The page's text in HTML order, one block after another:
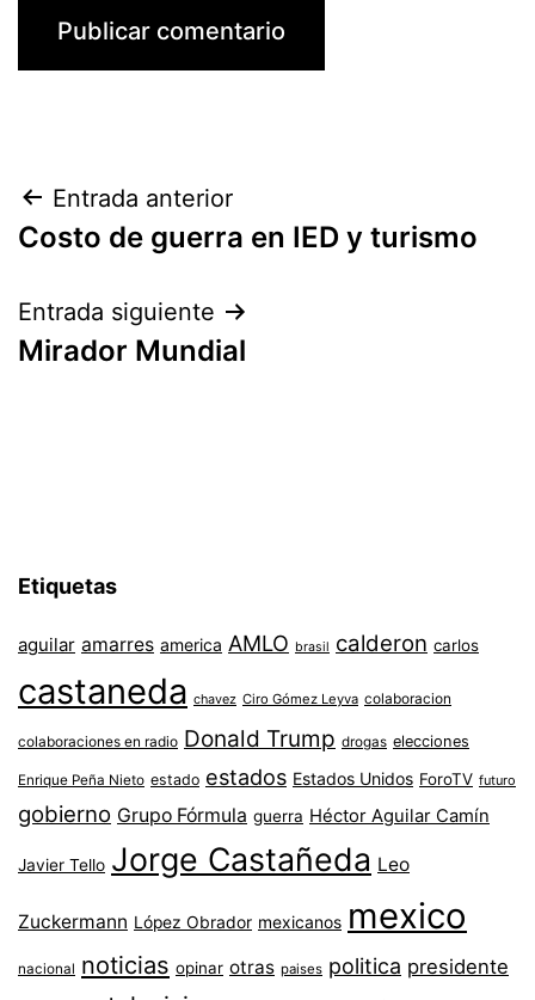
Navegación
de
entradas
Entrada anterior
Costo de guerra en IED y turismo
Entrada siguiente
Mirador Mundial
Etiquetas
aguilar amarres america AMLO brasil calderon carlos
castaneda chavez Ciro Gómez Leyva colaboracion
colaboraciones en radio Donald Trump drogas elecciones
Enrique Peña Nieto estado estados Estados Unidos ForoTV futuro
gobierno Grupo Fórmula guerra Héctor Aguilar Camín
Javier Tello Jorge Castañeda Leo
Zuckermann López Obrador mexicanos mexico
nacional noticias opinar otras paises politica presidente